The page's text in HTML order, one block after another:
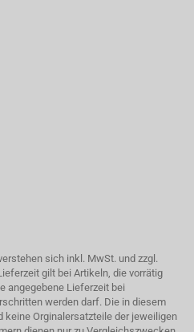
sich inkl. MwSt. und zzgl.
gilt bei Artikeln, die vorrätig
angegebene Lieferzeit bei
werden darf. Die in diesem
keine Orginalersatzteile der jeweiligen